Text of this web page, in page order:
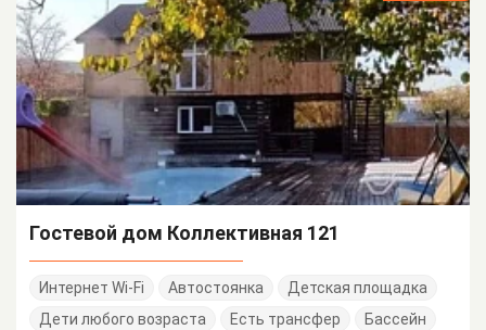
Гостевой дом Коллективная 121
Интернет Wi-Fi Автостоянка
Детская площадка
Дети любого возраста
Есть трансфер Бассейн